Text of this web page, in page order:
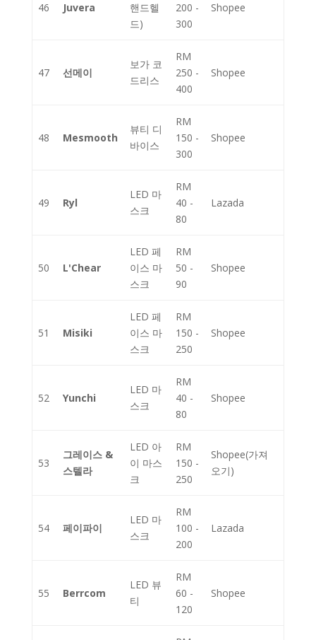
46 Juvera
핸드헬
드)
200 -
300
Shopee
47 선메이
보가 코
드리스
RM
250 -
400
Shopee
48 Mesmooth
뷰티 디
바이스
RM
150 -
300
Shopee
49 Ryl
LED 마
스크
RM
40 -
80
Lazada
50 L'Chear
LED 페
이스 마
스크
RM
50 -
90
Shopee
51 Misiki
LED 페
이스 마
스크
RM
150 -
250
Shopee
52 Yunchi
LED 마
스크
RM
40 -
80
Shopee
53
그레이스 &
스텔라
LED 아
이 마스
크
RM
150 -
250
Shopee(가져
오기)
54 페이파이
LED 마
스크
RM
100 -
200
Lazada
55 Berrcom
LED 뷰
티
RM
60 -
120
Shopee